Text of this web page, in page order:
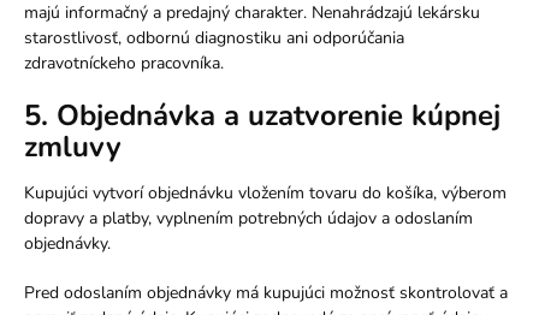
majú informačný a predajný charakter. Nenahrádzajú lekársku
starostlivosť, odbornú diagnostiku ani odporúčania
zdravotníckeho pracovníka.
5. Objednávka a uzatvorenie kúpnej
zmluvy
Kupujúci vytvorí objednávku vložením tovaru do košíka, výberom
dopravy a platby, vyplnením potrebných údajov a odoslaním
objednávky.
Pred odoslaním objednávky má kupujúci možnosť skontrolovať a